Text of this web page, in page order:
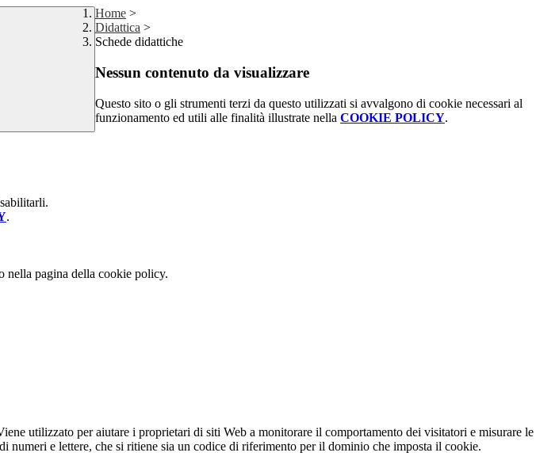
Home >
Didattica >
Schede didattiche
Nessun contenuto da visualizzare
Questo sito o gli strumenti terzi da questo utilizzati si avvalgono di cookie necessari al
funzionamento ed utili alle finalità illustrate nella COOKIE POLICY.
.
nella pagina della cookie policy.
utilizzato per aiutare i proprietari di siti Web a monitorare il comportamento dei visitatori e misurare le
e lettere, che si ritiene sia un codice di riferimento per il dominio che imposta il cookie.